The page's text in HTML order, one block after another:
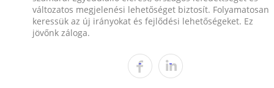
változatos megjelenési lehetőséget biztosít. Folyamatosan
keressük az új irányokat és fejlődési lehetőségeket. Ez
jövőnk záloga.